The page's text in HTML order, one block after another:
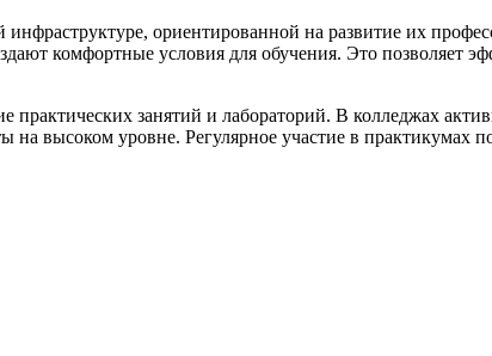
ориентированной на развитие их
комфортные условия для обучения. Это позволяет
занятий и лабораторий. В колледжах
на высоком уровне. Регулярное участие в практикумах